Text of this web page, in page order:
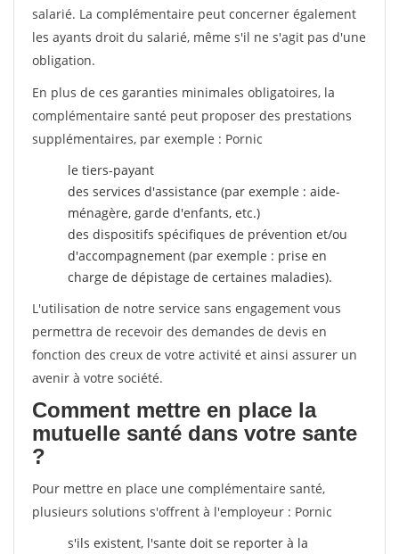
salarié. La complémentaire peut concerner également
les ayants droit du salarié, même s'il ne s'agit pas d'une
obligation.
En plus de ces garanties minimales obligatoires, la
complémentaire santé peut proposer des prestations
supplémentaires, par exemple : Pornic
le tiers-payant
des services d'assistance (par exemple : aide-
ménagère, garde d'enfants, etc.)
des dispositifs spécifiques de prévention et/ou
d'accompagnement (par exemple : prise en
charge de dépistage de certaines maladies).
L'utilisation de notre service sans engagement vous
permettra de recevoir des demandes de devis en
fonction des creux de votre activité et ainsi assurer un
avenir à votre société.
Comment mettre en place la
mutuelle santé dans votre sante
?
Pour mettre en place une complémentaire santé,
plusieurs solutions s'offrent à l'employeur : Pornic
s'ils existent, l'sante doit se reporter à la